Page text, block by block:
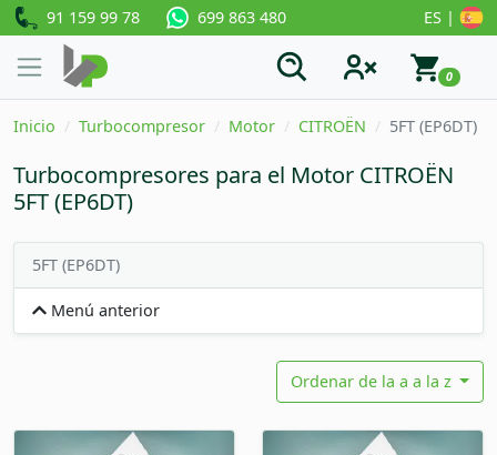
91 159 99 78 699 863 480 ES |
0
Inicio Turbocompresor Motor CITROËN 5FT (EP6DT)
Turbocompresores para el Motor CITROËN
5FT (EP6DT)
5FT (EP6DT)
Menú anterior
Ordenar de la a a la z